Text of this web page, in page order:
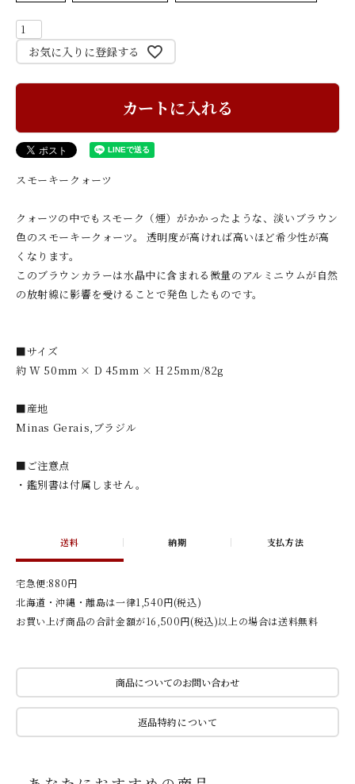
お気に入りに登録する
カートに入れる
スモーキークォーツ
クォーツの中でもスモーク（煙）がかかったような、淡いブラウン
色のスモーキークォーツ。 透明度が高ければ高いほど希少性が高
くなります。
このブラウンカラーは水晶中に含まれる微量のアルミニウムが自然
の放射線に影響を受けることで発色したものです。
■サイズ
約 W 50mm × D 45mm × H 25mm/82g
■産地
Minas Gerais,ブラジル
■ご注意点
・鑑別書は付属しません。
送料 納期 支払方法
宅急便:880円
北海道・沖縄・離島は一律1,540円(税込)
お買い上げ商品の合計金額が16,500円(税込)以上の場合は送料無料
商品についてのお問い合わせ
返品特約について